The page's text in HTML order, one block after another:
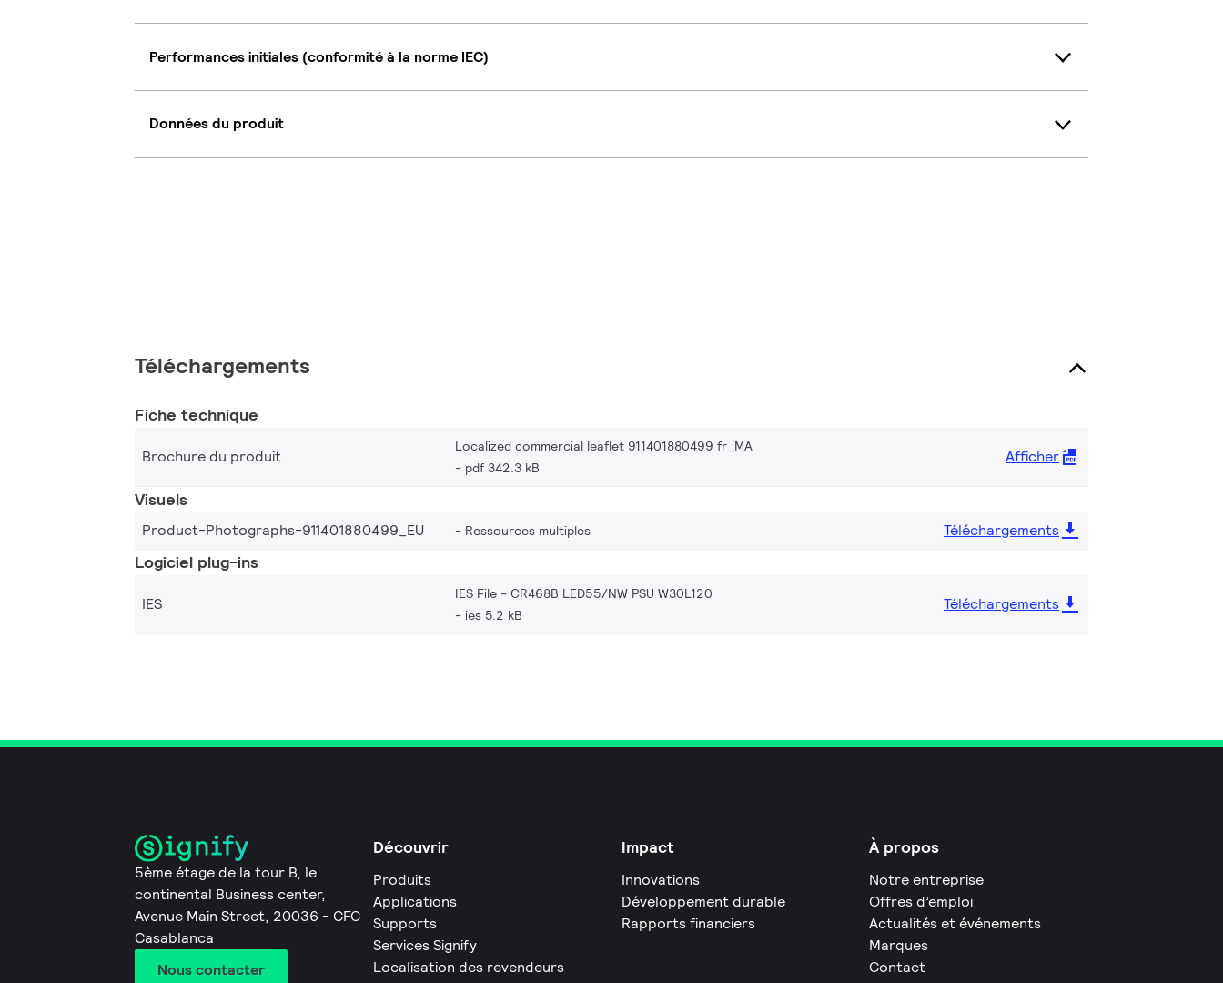
Performances initiales (conformité à la norme IEC)
Données du produit
Téléchargements
Fiche technique
Brochure du produit
Localized commercial leaflet 911401880499 fr_MA
pdf 342.3 kB
Afficher
Visuels
Product-Photographs-911401880499_EU Ressources multiples Téléchargements
Logiciel plug-ins
IES
IES File - CR468B LED55/NW PSU W30L120
ies 5.2 kB
Téléchargements
5ème étage de la tour B, le
continental Business center,
Avenue Main Street, 20036 - CFC
Casablanca
Nous contacter
Découvrir
Produits
Applications
Supports
Services Signify
Localisation des revendeurs
Impact
Innovations
Développement durable
Rapports financiers
À propos
Notre entreprise
Offres d’emploi
Actualités et événements
Marques
Contact